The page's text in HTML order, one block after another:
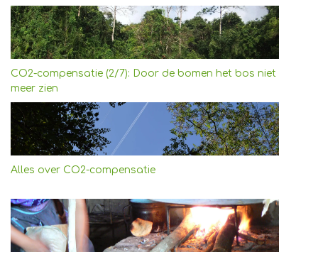
CO2-compensatie (2/7): Door de bomen het bos niet
meer zien
Alles over CO2-compensatie